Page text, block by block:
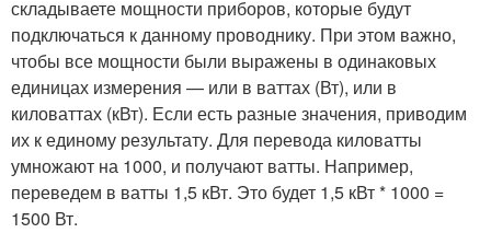
складываете мощности приборов, которые будут
подключаться к данному проводнику. При этом важно,
чтобы все мощности были выражены в одинаковых
единицах измерения — или в ваттах (Вт), или в
киловаттах (кВт). Если есть разные значения, приводим
их к единому результату. Для перевода киловатты
умножают на 1000, и получают ватты. Например,
переведем в ватты 1,5 кВт. Это будет 1,5 кВт * 1000 =
1500 Вт.